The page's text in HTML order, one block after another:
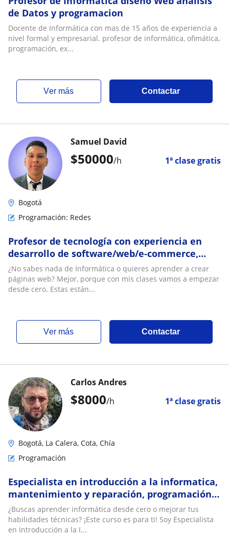
de Datos y programacion
Docente de Informática con mas de 15 años de experiencia a
nivel formal y empresarial. profesor de informática, ofimática,
programación, ex...
ver más Contactar
$50000/h 1ª clase gratis
Samuel David
Bogotá
Programación: Redes
Profesor de tecnología con experiencia en
desarrollo de software/web/e-commerce,
programación, redes informáticas
¿No sabes nada de Informática o quieres aprender a crear
páginas web? Mejor, porque con mis clases vamos a empezar
desde cero. Estas están...
ver más Contactar
$8000/h 1ª clase gratis
Carlos Andres
Bogotá, La Calera, Cota, Chía
Programación
Especialista en introducción a la informatica,
mantenimiento y reparación, programación
básica
¿Buscas aprender informática desde cero o mejorar tus
habilidades técnicas? ¡Este curso es para ti! Soy Especialista
en Introducción a la I...